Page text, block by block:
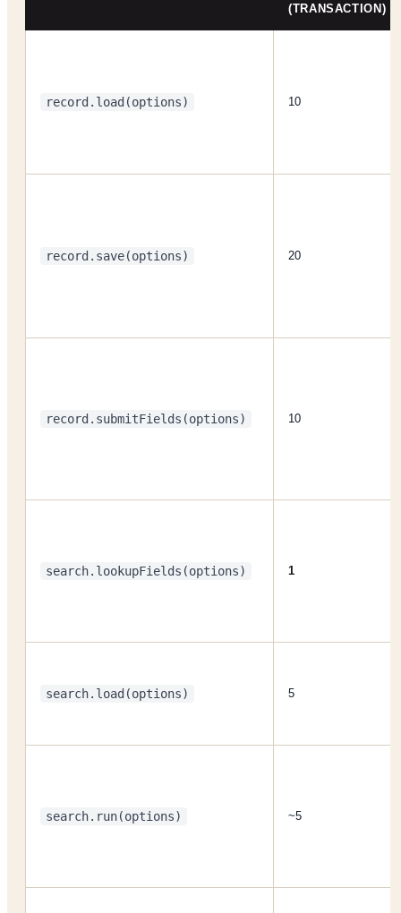
(TRANSACTION)
record.load(options) 10
record.save(options) 20
record.submitFields(options) 10
search.lookupFields(options) 1
search.load(options) 5
search.run(options) ~5